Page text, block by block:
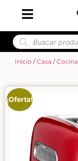
Inicio /Casa /Cocina
¡Oferta!